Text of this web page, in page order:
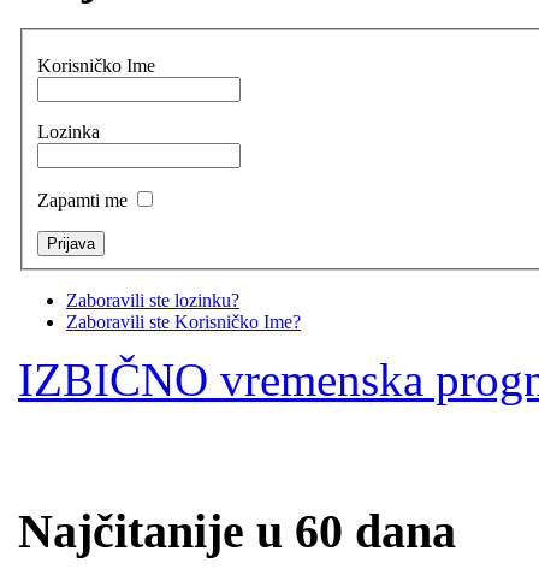
Korisničko Ime
Lozinka
Zapamti me
Zaboravili ste lozinku?
Zaboravili ste Korisničko Ime?
IZBIČNO vremenska
Najčitanije u 60 dana